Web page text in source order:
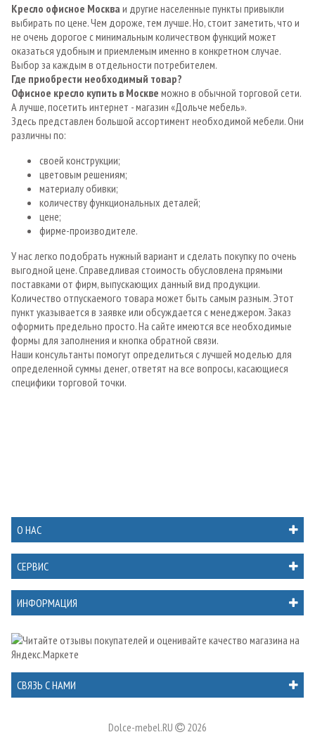
Кресло офисное Москва и другие населенные пункты привыкли
выбирать по цене. Чем дороже, тем лучше. Но, стоит заметить, что и
не очень дорогое с минимальным количеством функций может
оказаться удобным и приемлемым именно в конкретном случае.
Выбор за каждым в отдельности потребителем.
Где приобрести необходимый товар?
Офисное кресло купить в Москве можно в обычной торговой сети.
А лучше, посетить интернет - магазин «Дольче мебель».
Здесь представлен большой ассортимент необходимой мебели. Они
различны по:
своей конструкции;
цветовым решениям;
материалу обивки;
количеству функциональных деталей;
цене;
фирме-производителе.
У нас легко подобрать нужный вариант и сделать покупку по очень
выгодной цене. Справедливая стоимость обусловлена прямыми
поставками от фирм, выпускающих данный вид продукции.
Количество отпускаемого товара может быть самым разным. Этот
пункт указывается в заявке или обсуждается с менеджером. Заказ
оформить предельно просто. На сайте имеются все необходимые
формы для заполнения и кнопка обратной связи.
Наши консультанты помогут определиться с лучшей моделью для
определенной суммы денег, ответят на все вопросы, касающиеся
специфики торговой точки.
О НАС
СЕРВИС
ИНФОРМАЦИЯ
СВЯЗЬ С НАМИ
Dolce-mebel.RU 2026